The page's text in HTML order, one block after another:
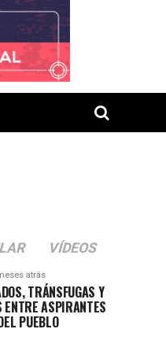
VÍDEOS
atrás
TRÁNSFUGAS Y
ENTRE ASPIRANTES
PUEBLO